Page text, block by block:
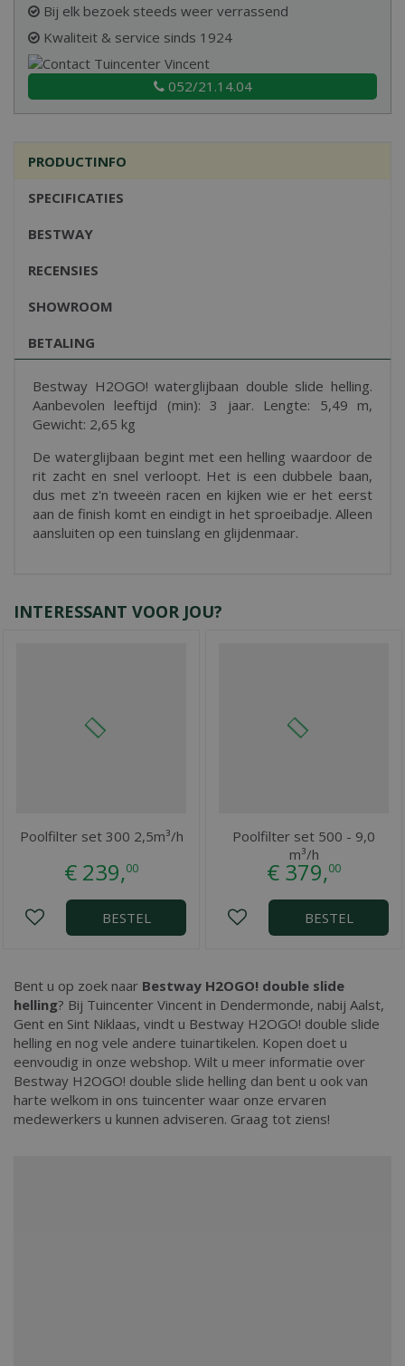
Bij elk bezoek steeds weer verrassend
Kwaliteit & service sinds 1924
052/21.14.04
PRODUCTINFO
SPECIFICATIES
BESTWAY
RECENSIES
SHOWROOM
BETALING
Bestway H2OGO! waterglijbaan double slide helling.
Aanbevolen leeftijd (min): 3 jaar. Lengte: 5,49 m,
Gewicht: 2,65 kg
De waterglijbaan begint met een helling waardoor de
rit zacht en snel verloopt. Het is een dubbele baan,
dus met z'n tweeën racen en kijken wie er het eerst
aan de finish komt en eindigt in het sproeibadje. Alleen
aansluiten op een tuinslang en glijdenmaar.
INTERESSANT VOOR JOU?
Poolfilter set 300 2,5m³/h
€ 239,00
BESTEL
Poolfilter set 500 - 9,0
m³/h
€ 379,00
BESTEL
Bent u op zoek naar Bestway H2OGO! double slide
helling? Bij Tuincenter Vincent in Dendermonde, nabij Aalst,
Gent en Sint Niklaas, vindt u Bestway H2OGO! double slide
helling en nog vele andere tuinartikelen. Kopen doet u
eenvoudig in onze webshop. Wilt u meer informatie over
Bestway H2OGO! double slide helling dan bent u ook van
harte welkom in ons tuincenter waar onze ervaren
medewerkers u kunnen adviseren. Graag tot ziens!